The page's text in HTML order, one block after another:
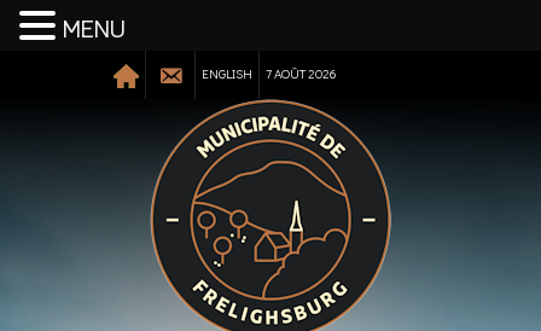
ENGLISH 7 AOÛT 2026
MENU